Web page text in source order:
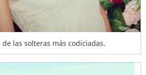
las solteras más codiciadas.